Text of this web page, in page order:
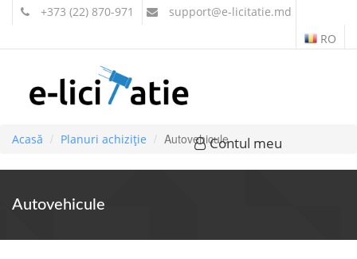
+373 (22) 870-971 support@e-licitatie.md
RO
Contul meu
Acasă Planuri achiziție Autovehicule
Autovehicule